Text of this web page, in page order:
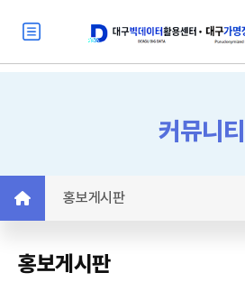
커뮤니티
홍보게시판
홍보게시판